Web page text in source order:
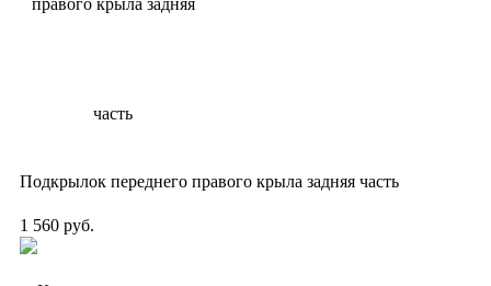
Подкрылок переднего правого крыла задняя часть
1 560 руб.